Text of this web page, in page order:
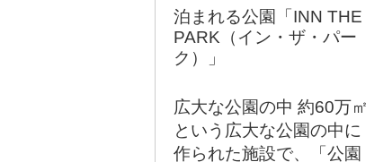
泊まれる公園「INN THE
PARK（イン・ザ・パー
ク）」
広大な公園の中 約60万㎡
という広大な公園の中に
作られた施設で、「公園